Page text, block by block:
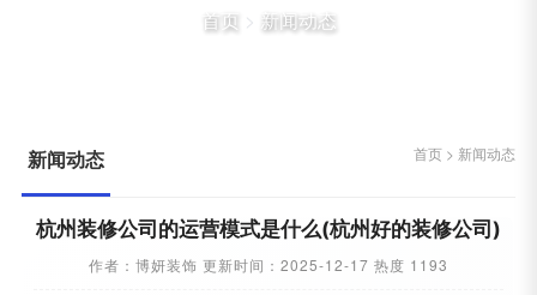
新闻动态
新闻动态 首页 > 新闻动态
杭州装修公司的运营模式是什么(杭州好的装修公司)
作者：博妍装饰 更新时间：2025-12-17 热度 1193